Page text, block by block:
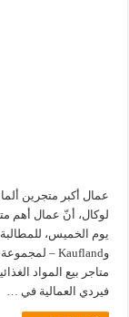
عمال أكبر متجرين
لوكال، أنّ عمال أهم
متاجر بيع المواد
فيردي العمالية في …